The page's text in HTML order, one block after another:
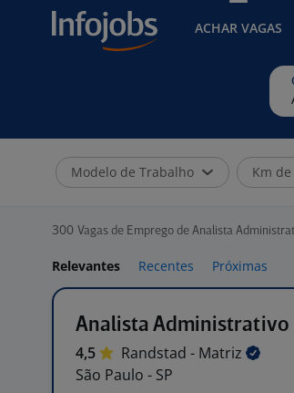
ACHAR VAGAS
Modelo de Trabalho Km de
300 Vagas de Emprego de Analista
Relevantes Recentes Próximas
Analista Administrativo
4,5 Randstad - Matriz
São Paulo - SP